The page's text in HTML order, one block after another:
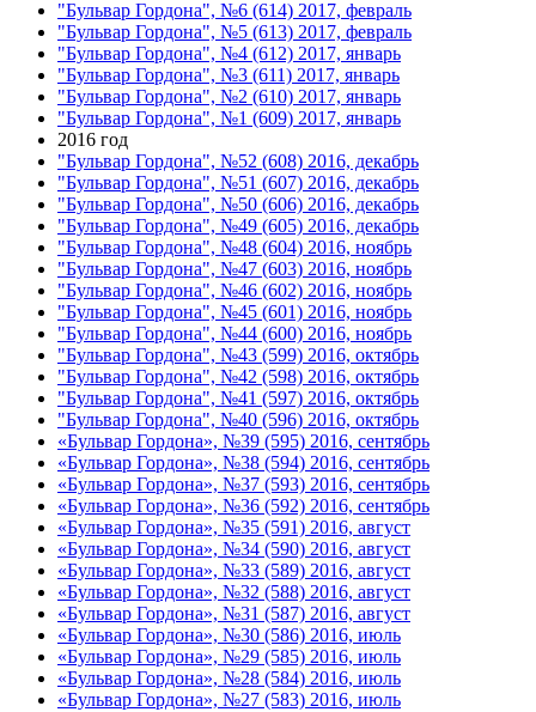
"Бульвар Гордона", №6 (614) 2017, февраль
"Бульвар Гордона", №5 (613) 2017, февраль
"Бульвар Гордона", №4 (612) 2017, январь
"Бульвар Гордона", №3 (611) 2017, январь
"Бульвар Гордона", №2 (610) 2017, январь
"Бульвар Гордона", №1 (609) 2017, январь
2016 год
"Бульвар Гордона", №52 (608) 2016, декабрь
"Бульвар Гордона", №51 (607) 2016, декабрь
"Бульвар Гордона", №50 (606) 2016, декабрь
"Бульвар Гордона", №49 (605) 2016, декабрь
"Бульвар Гордона", №48 (604) 2016, ноябрь
"Бульвар Гордона", №47 (603) 2016, ноябрь
"Бульвар Гордона", №46 (602) 2016, ноябрь
"Бульвар Гордона", №45 (601) 2016, ноябрь
"Бульвар Гордона", №44 (600) 2016, ноябрь
"Бульвар Гордона", №43 (599) 2016, октябрь
"Бульвар Гордона", №42 (598) 2016, октябрь
"Бульвар Гордона", №41 (597) 2016, октябрь
"Бульвар Гордона", №40 (596) 2016, октябрь
«Бульвар Гордона», №39 (595) 2016, сентябрь
«Бульвар Гордона», №38 (594) 2016, сентябрь
«Бульвар Гордона», №37 (593) 2016, сентябрь
«Бульвар Гордона», №36 (592) 2016, сентябрь
«Бульвар Гордона», №35 (591) 2016, август
«Бульвар Гордона», №34 (590) 2016, август
«Бульвар Гордона», №33 (589) 2016, август
«Бульвар Гордона», №32 (588) 2016, август
«Бульвар Гордона», №31 (587) 2016, август
«Бульвар Гордона», №30 (586) 2016, июль
«Бульвар Гордона», №29 (585) 2016, июль
«Бульвар Гордона», №28 (584) 2016, июль
«Бульвар Гордона», №27 (583) 2016, июль